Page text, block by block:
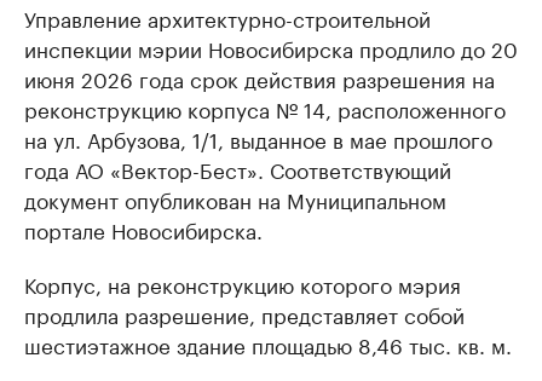
Управление архитектурно-строительной
инспекции мэрии Новосибирска продлило до 20
июня 2026 года срок действия разрешения на
реконструкцию корпуса № 14, расположенного
на ул. Арбузова, 1/1, выданное в мае прошлого
года АО «Вектор-Бест». Соответствующий
документ опубликован на Муниципальном
портале Новосибирска.
Корпус, на реконструкцию которого мэрия
продлила разрешение, представляет собой
шестиэтажное здание площадью 8,46 тыс. кв. м.